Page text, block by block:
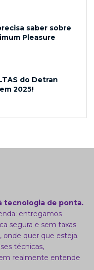
saber sobre
Pleasure
do Detran
2025!
tecnologia de ponta.
entregamos
segura e sem taxas
quer que esteja.
técnicas,
realmente entende